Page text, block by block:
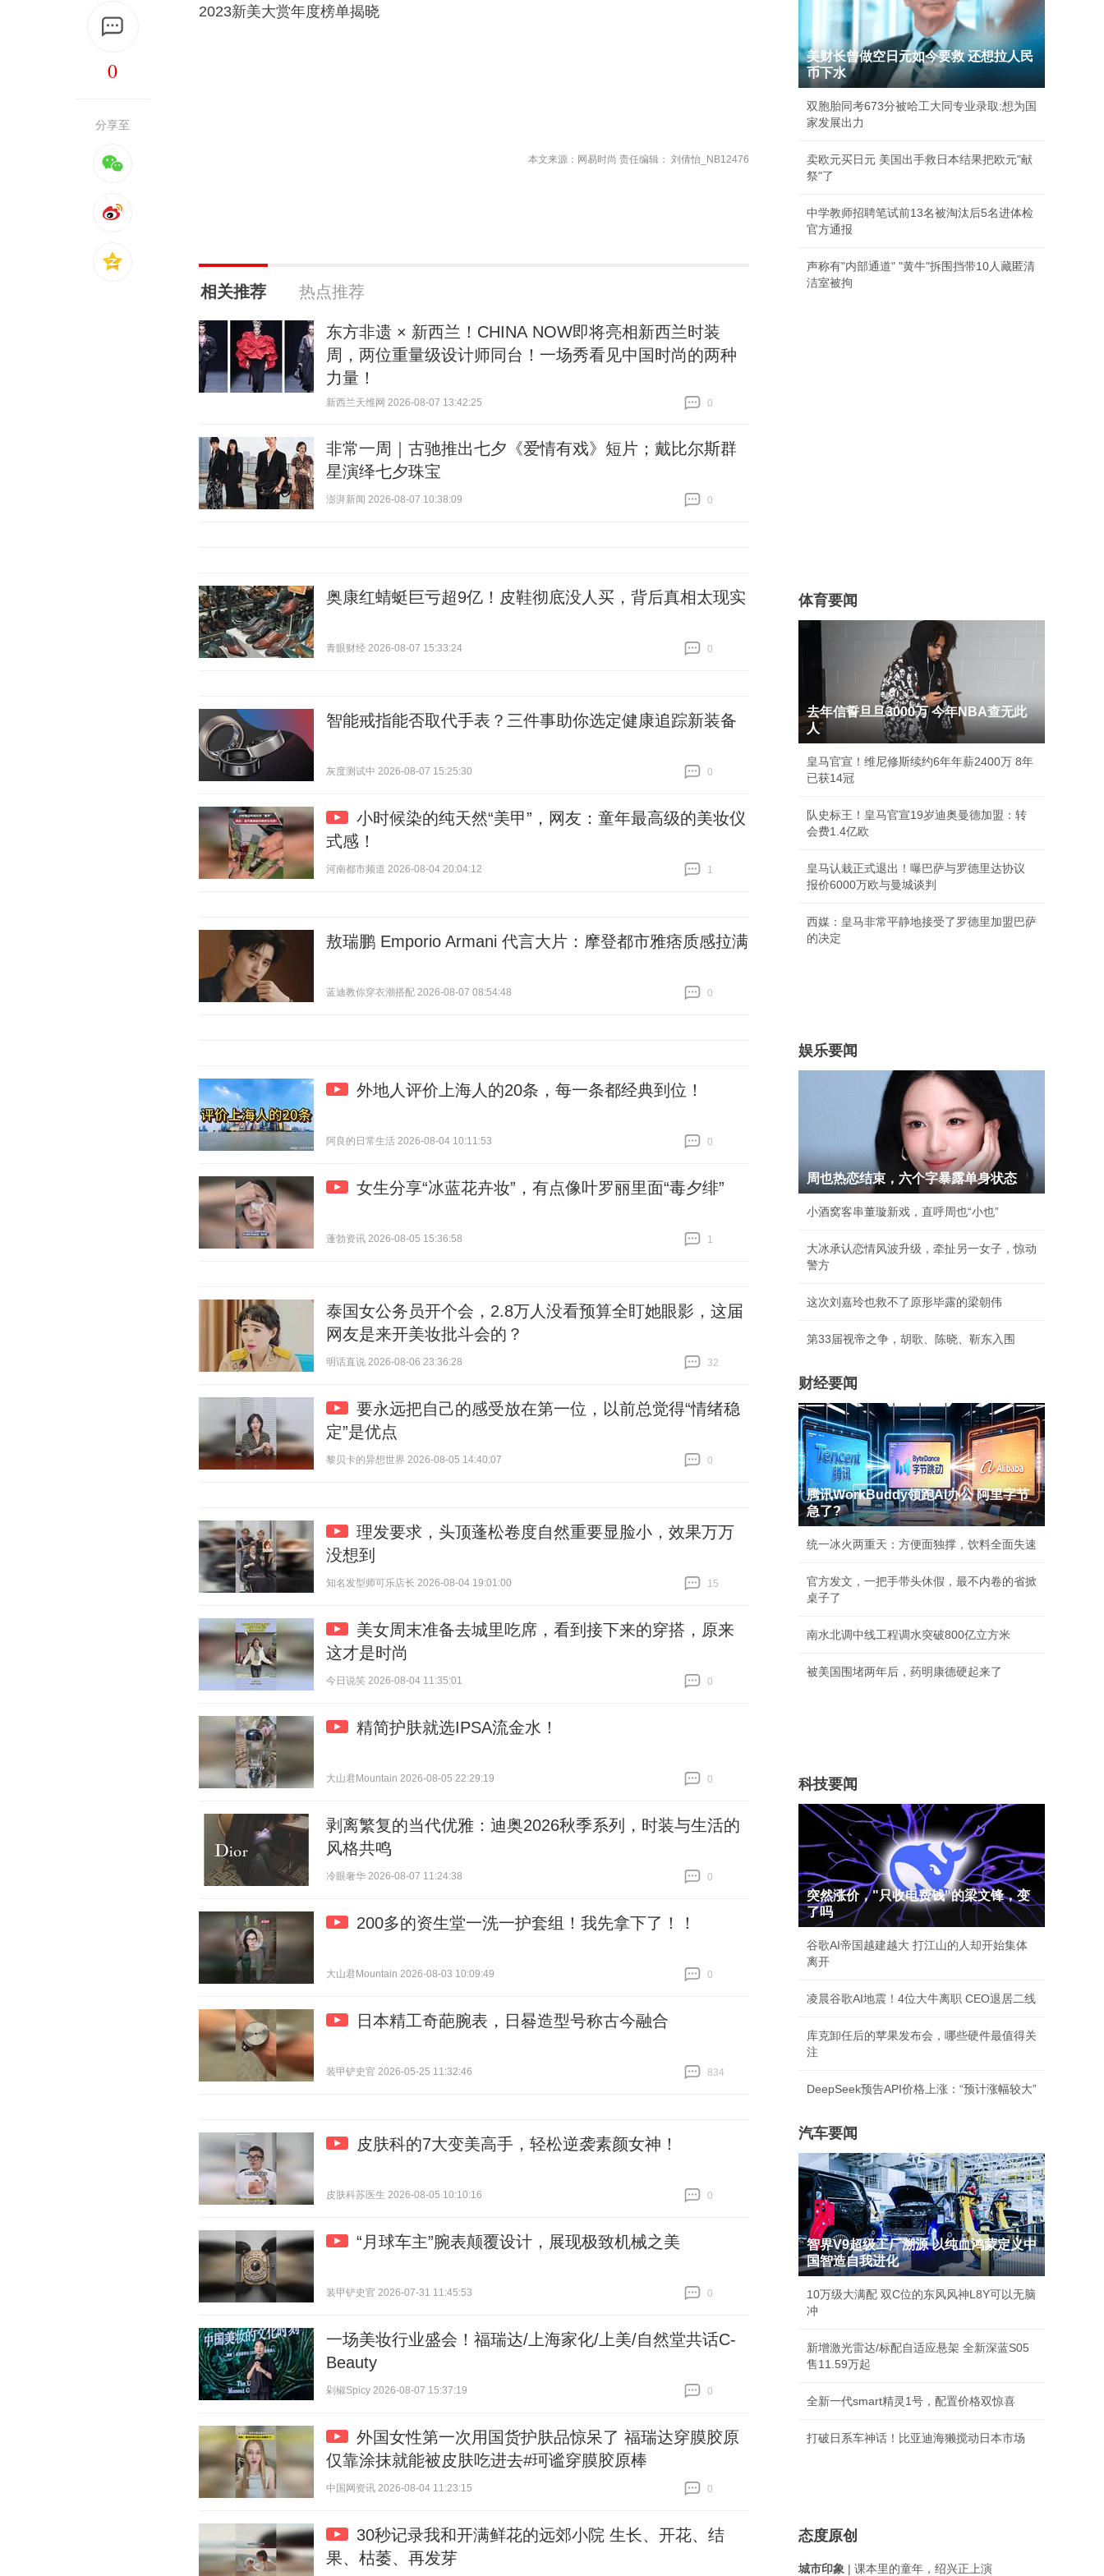
0
分享至
2023新美大赏年度榜单揭晓
本文来源：网易时尚 责任编辑： 刘倩怡_NB12476
相关推荐 热点推荐
东方非遗 × 新西兰！CHINA NOW即将亮相新西兰时装
周，两位重量级设计师同台！一场秀看见中国时尚的两种
力量！
新西兰天维网 2026-08-07 13:42:25
0
非常一周｜古驰推出七夕《爱情有戏》短片；戴比尔斯群
星演绎七夕珠宝
澎湃新闻 2026-08-07 10:38:09
0
奥康红蜻蜓巨亏超9亿！皮鞋彻底没人买，背后真相太现实
青眼财经 2026-08-07 15:33:24
0
智能戒指能否取代手表？三件事助你选定健康追踪新装备
灰度测试中 2026-08-07 15:25:30
0
小时候染的纯天然“美甲”，网友：童年最高级的美妆仪
式感！
河南都市频道 2026-08-04 20:04:12
1
敖瑞鹏 Emporio Armani 代言大片：摩登都市雅痞质感拉满
蓝迪教你穿衣潮搭配 2026-08-07 08:54:48
0
外地人评价上海人的20条，每一条都经典到位！
阿良的日常生活 2026-08-04 10:11:53
0
女生分享“冰蓝花卉妆”，有点像叶罗丽里面“毒夕绯”
蓬勃资讯 2026-08-05 15:36:58
1
泰国女公务员开个会，2.8万人没看预算全盯她眼影，这届
网友是来开美妆批斗会的？
明话直说 2026-08-06 23:36:28
32
要永远把自己的感受放在第一位，以前总觉得“情绪稳
定”是优点
黎贝卡的异想世界 2026-08-05 14:40:07
0
理发要求，头顶蓬松卷度自然重要显脸小，效果万万
没想到
知名发型师可乐店长 2026-08-04 19:01:00
15
美女周末准备去城里吃席，看到接下来的穿搭，原来
这才是时尚
今日说笑 2026-08-04 11:35:01
0
精简护肤就选IPSA流金水！
大山君Mountain 2026-08-05 22:29:19
0
剥离繁复的当代优雅：迪奥2026秋季系列，时装与生活的
风格共鸣
冷眼奢华 2026-08-07 11:24:38
0
200多的资生堂一洗一护套组！我先拿下了！！
大山君Mountain 2026-08-03 10:09:49
0
日本精工奇葩腕表，日晷造型号称古今融合
装甲铲史官 2026-05-25 11:32:46
834
皮肤科的7大变美高手，轻松逆袭素颜女神！
皮肤科苏医生 2026-08-05 10:10:16
0
“月球车主”腕表颠覆设计，展现极致机械之美
装甲铲史官 2026-07-31 11:45:53
0
一场美妆行业盛会！福瑞达/上海家化/上美/自然堂共话C-
Beauty
剁椒Spicy 2026-08-07 15:37:19
0
外国女性第一次用国货护肤品惊呆了 福瑞达穿膜胶原
仅靠涂抹就能被皮肤吃进去#珂谧穿膜胶原棒
中国网资讯 2026-08-04 11:23:15
0
30秒记录我和开满鲜花的远郊小院 生长、开花、结
果、枯萎、再发芽
美财长曾做空日元如今要救 还想拉人民
币下水
双胞胎同考673分被哈工大同专业录取:想为国
家发展出力
卖欧元买日元 美国出手救日本结果把欧元"献
祭"了
中学教师招聘笔试前13名被淘汰后5名进体检
官方通报
声称有"内部通道" "黄牛"拆围挡带10人藏匿清
洁室被拘
体育要闻
去年信誓旦旦3000万 今年NBA查无此
人
皇马官宣！维尼修斯续约6年年薪2400万 8年
已获14冠
队史标王！皇马官宣19岁迪奥曼德加盟：转
会费1.4亿欧
皇马认栽正式退出！曝巴萨与罗德里达协议
报价6000万欧与曼城谈判
西媒：皇马非常平静地接受了罗德里加盟巴萨
的决定
娱乐要闻
周也热恋结束，六个字暴露单身状态
小酒窝客串董璇新戏，直呼周也“小也”
大冰承认恋情风波升级，牵扯另一女子，惊动
警方
这次刘嘉玲也救不了原形毕露的梁朝伟
第33届视帝之争，胡歌、陈晓、靳东入围
财经要闻
腾讯WorkBuddy领跑AI办公 阿里字节
急了?
统一冰火两重天：方便面独撑，饮料全面失速
官方发文，一把手带头休假，最不内卷的省掀
桌子了
南水北调中线工程调水突破800亿立方米
被美国围堵两年后，药明康德硬起来了
科技要闻
突然涨价，"只收电费钱"的梁文锋，变
了吗
谷歌AI帝国越建越大 打江山的人却开始集体
离开
凌晨谷歌AI地震！4位大牛离职 CEO退居二线
库克卸任后的苹果发布会，哪些硬件最值得关
注
DeepSeek预告API价格上涨：“预计涨幅较大”
汽车要闻
智界V9超级工厂溯源 以纯血鸿蒙定义中
国智造自我进化
10万级大满配 双C位的东风风神L8Y可以无脑
冲
新增激光雷达/标配自适应悬架 全新深蓝S05
售11.59万起
全新一代smart精灵1号，配置价格双惊喜
打破日系车神话！比亚迪海獭搅动日本市场
态度原创
城市印象 | 课本里的童年，绍兴正上演